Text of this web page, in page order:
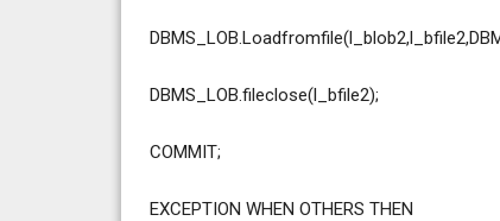
DBMS_LOB.fileclose(l_bfile2);
COMMIT;
EXCEPTION WHEN OTHERS THEN